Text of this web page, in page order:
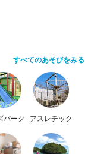
すべてのあそびをみる
パーク アスレチック